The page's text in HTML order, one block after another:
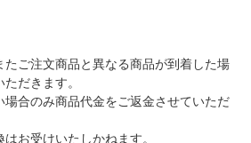
ご注文商品と異なる商品が到着した場
だきます。
合のみ商品代金をご返金させていただ
お受けいたしかねます。